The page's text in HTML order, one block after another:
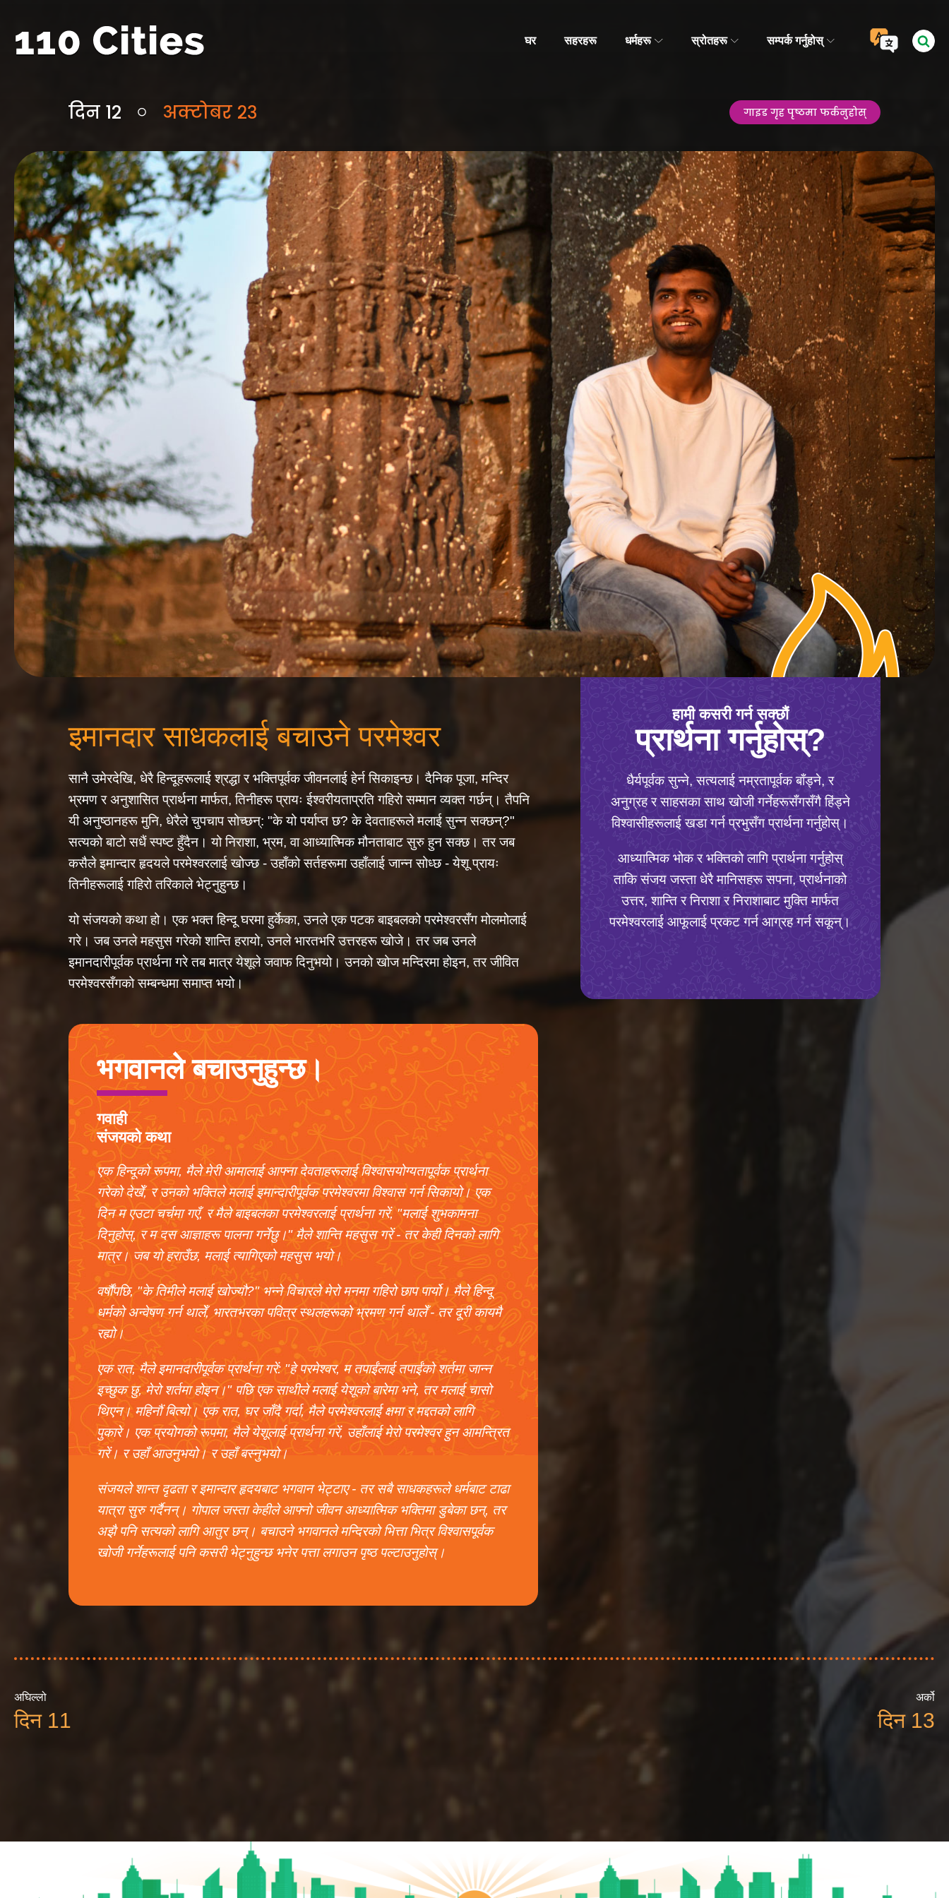
घर सहरहरू धर्महरू स्रोतहरू सम्पर्क गर्नुहोस्
दिन 12 अक्टोबर २३ गाइड गृह पृष्ठमा फर्कनुहोस्
इमानदार साधकलाई बचाउने परमेश्वर
सानै उमेरदेखि, धेरै हिन्दूहरूलाई श्रद्धा र भक्तिपूर्वक जीवनलाई हेर्न सिकाइन्छ। दैनिक पूजा, मन्दिर
भ्रमण र अनुशासित प्रार्थना मार्फत, तिनीहरू प्रायः ईश्वरीयताप्रति गहिरो सम्मान व्यक्त गर्छन्। तैपनि
यी अनुष्ठानहरू मुनि, धेरैले चुपचाप सोच्छन्: "के यो पर्याप्त छ? के देवताहरूले मलाई सुन्न सक्छन्?"
सत्यको बाटो सधैं स्पष्ट हुँदैन। यो निराशा, भ्रम, वा आध्यात्मिक मौनताबाट सुरु हुन सक्छ। तर जब
कसैले इमान्दार हृदयले परमेश्वरलाई खोज्छ - उहाँको सर्तहरूमा उहाँलाई जान्न सोध्छ - येशू प्रायः
तिनीहरूलाई गहिरो तरिकाले भेट्नुहुन्छ।
यो संजयको कथा हो। एक भक्त हिन्दू घरमा हुर्केका, उनले एक पटक बाइबलको परमेश्वरसँग मोलमोलाई
गरे। जब उनले महसुस गरेको शान्ति हरायो, उनले भारतभरि उत्तरहरू खोजे। तर जब उनले
इमानदारीपूर्वक प्रार्थना गरे तब मात्र येशूले जवाफ दिनुभयो। उनको खोज मन्दिरमा होइन, तर जीवित
परमेश्वरसँगको सम्बन्धमा समाप्त भयो।
भगवानले बचाउनुहुन्छ।
गवाही
संजयको कथा
एक हिन्दूको रूपमा, मैले मेरी आमालाई आफ्ना देवताहरूलाई विश्वासयोग्यतापूर्वक प्रार्थना
गरेको देखेँ, र उनको भक्तिले मलाई इमान्दारीपूर्वक परमेश्वरमा विश्वास गर्न सिकायो। एक
दिन म एउटा चर्चमा गएँ, र मैले बाइबलका परमेश्वरलाई प्रार्थना गरें, "मलाई शुभकामना
दिनुहोस्, र म दस आज्ञाहरू पालना गर्नेछु।" मैले शान्ति महसुस गरें - तर केही दिनको लागि
मात्र। जब यो हराउँछ, मलाई त्यागिएको महसुस भयो।
वर्षौंपछि, "के तिमीले मलाई खोज्यौ?" भन्ने विचारले मेरो मनमा गहिरो छाप पार्यो। मैले हिन्दू
धर्मको अन्वेषण गर्न थालेँ, भारतभरका पवित्र स्थलहरूको भ्रमण गर्न थालेँ - तर दूरी कायमै
रह्यो।
एक रात, मैले इमानदारीपूर्वक प्रार्थना गरें: "हे परमेश्वर, म तपाईंलाई तपाईंको शर्तमा जान्न
इच्छुक छु, मेरो शर्तमा होइन।" पछि एक साथीले मलाई येशूको बारेमा भने, तर मलाई चासो
थिएन। महिनौं बित्यो। एक रात, घर जाँदै गर्दा, मैले परमेश्वरलाई क्षमा र मद्दतको लागि
पुकारे। एक प्रयोगको रूपमा, मैले येशूलाई प्रार्थना गरें, उहाँलाई मेरो परमेश्वर हुन आमन्त्रित
गरें। र उहाँ आउनुभयो। र उहाँ बस्नुभयो।
संजयले शान्त दृढता र इमान्दार हृदयबाट भगवान भेट्टाए - तर सबै साधकहरूले धर्मबाट टाढा
यात्रा सुरु गर्दैनन्। गोपाल जस्ता केहीले आफ्नो जीवन आध्यात्मिक भक्तिमा डुबेका छन्, तर
अझै पनि सत्यको लागि आतुर छन्। बचाउने भगवानले मन्दिरको भित्ता भित्र विश्वासपूर्वक
खोजी गर्नेहरूलाई पनि कसरी भेट्नुहुन्छ भनेर पत्ता लगाउन पृष्ठ पल्टाउनुहोस्।
हामी कसरी गर्न सक्छौं
प्रार्थना गर्नुहोस्?
धैर्यपूर्वक सुन्ने, सत्यलाई नम्रतापूर्वक बाँड्ने, र
अनुग्रह र साहसका साथ खोजी गर्नेहरूसँगसँगै हिंड्ने
विश्वासीहरूलाई खडा गर्न प्रभुसँग प्रार्थना गर्नुहोस्।
आध्यात्मिक भोक र भक्तिको लागि प्रार्थना गर्नुहोस्
ताकि संजय जस्ता धेरै मानिसहरू सपना, प्रार्थनाको
उत्तर, शान्ति र निराशा र निराशाबाट मुक्ति मार्फत
परमेश्वरलाई आफूलाई प्रकट गर्न आग्रह गर्न सकून्।
अघिल्लो
दिन 11
अर्को
दिन 13